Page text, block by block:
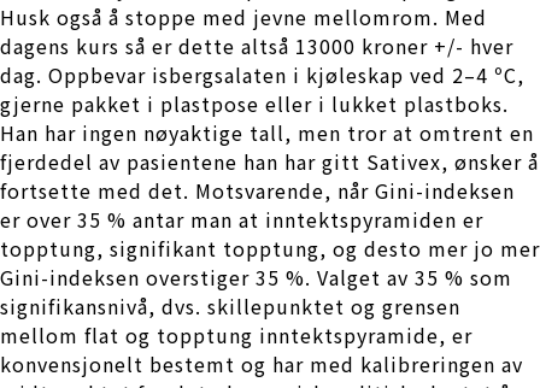
Husk også å stoppe med jevne mellomrom. Med
dagens kurs så er dette altså 13000 kroner +/- hver
dag. Oppbevar isbergsalaten i kjøleskap ved 2–4 ºC,
gjerne pakket i plastpose eller i lukket plastboks.
Han har ingen nøyaktige tall, men tror at omtrent en
fjerdedel av pasientene han har gitt Sativex, ønsker å
fortsette med det. Motsvarende, når Gini-indeksen
er over 35 % antar man at inntektspyramiden er
topptung, signifikant topptung, og desto mer jo mer
Gini-indeksen overstiger 35 %. Valget av 35 % som
signifikansnivå, dvs. skillepunktet og grensen
mellom flat og topptung inntektspyramide, er
konvensjonelt bestemt og har med kalibreringen av